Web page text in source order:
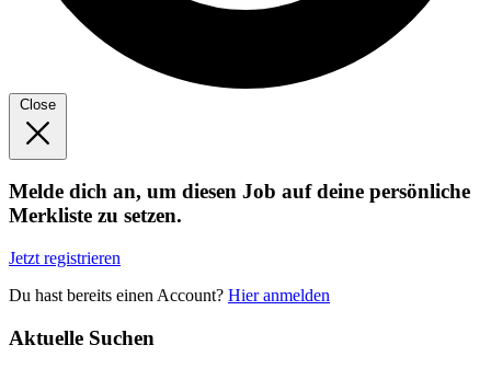
Close
Melde dich an, um diesen Job auf deine persönliche
Merkliste zu setzen.
Jetzt registrieren
Du hast bereits einen Account? Hier anmelden
Aktuelle Suchen